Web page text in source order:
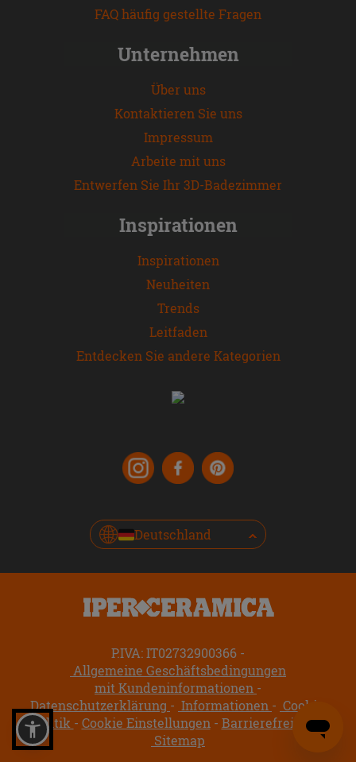
FAQ häufig gestellte Fragen
Unternehmen
Über uns
Kontaktieren Sie uns
Impressum
Arbeite mit uns
Entwerfen Sie Ihr 3D-Badezimmer
Inspirationen
Inspirationen
Neuheiten
Trends
Leitfaden
Entdecken Sie andere Kategorien
Deutschland
P.IVA: IT02732900366
Allgemeine Geschäftsbedingungen
mit Kundeninformationen
Datenschutzerklärung
Informationen
Cookie-
Politik
Cookie Einstellungen
Barrierefreiheit
Sitemap